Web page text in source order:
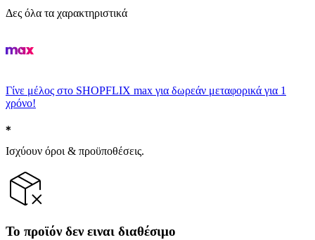
Δες όλα τα χαρακτηριστικά
Γίνε μέλος στο SHOPFLIX max για δωρεάν μεταφορικά για 1
χρόνο!
Ισχύουν όροι & προϋποθέσεις.
Το προϊόν δεν ειναι διαθέσιμο